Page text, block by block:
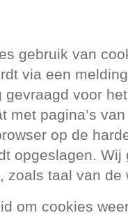
gebruik van
via een
voor
met pagina’s
op de
opgeslagen.
zoals taal van de
om cookies